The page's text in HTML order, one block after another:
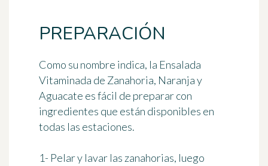
PREPARACIÓN
Como su nombre indica, la Ensalada
Vitaminada de Zanahoria, Naranja y
Aguacate es fácil de preparar con
ingredientes que están disponibles en
todas las estaciones.
1- Pelar y lavar las zanahorias, luego